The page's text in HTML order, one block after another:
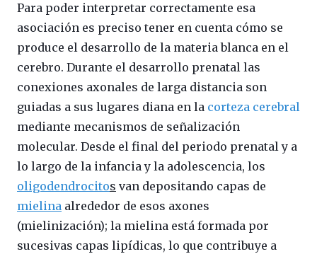
Para poder interpretar correctamente esa
asociación es preciso tener en cuenta cómo se
produce el desarrollo de la materia blanca en el
cerebro. Durante el desarrollo prenatal las
conexiones axonales de larga distancia son
guiadas a sus lugares diana en la corteza cerebral
mediante mecanismos de señalización
molecular. Desde el final del periodo prenatal y a
lo largo de la infancia y la adolescencia, los
oligodendrocitos van depositando capas de
mielina alrededor de esos axones
(mielinización); la mielina está formada por
sucesivas capas lipídicas, lo que contribuye a